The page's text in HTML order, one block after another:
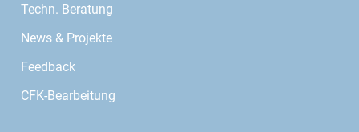
Techn. Beratung
News & Projekte
Feedback
CFK-Bearbeitung